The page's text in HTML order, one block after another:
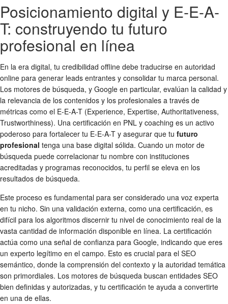
Posicionamiento digital y E-E-A-
T: construyendo tu futuro
profesional en línea
En la era digital, tu credibilidad offline debe traducirse en autoridad
online para generar leads entrantes y consolidar tu marca personal.
Los motores de búsqueda, y Google en particular, evalúan la calidad y
la relevancia de los contenidos y los profesionales a través de
métricas como el E-E-A-T (Experience, Expertise, Authoritativeness,
Trustworthiness). Una certificación en PNL y coaching es un activo
poderoso para fortalecer tu E-E-A-T y asegurar que tu futuro
profesional tenga una base digital sólida. Cuando un motor de
búsqueda puede correlacionar tu nombre con instituciones
acreditadas y programas reconocidos, tu perfil se eleva en los
resultados de búsqueda.
Este proceso es fundamental para ser considerado una voz experta
en tu nicho. Sin una validación externa, como una certificación, es
difícil para los algoritmos discernir tu nivel de conocimiento real de la
vasta cantidad de información disponible en línea. La certificación
actúa como una señal de confianza para Google, indicando que eres
un experto legítimo en el campo. Esto es crucial para el SEO
semántico, donde la comprensión del contexto y la autoridad temática
son primordiales. Los motores de búsqueda buscan entidades SEO
bien definidas y autorizadas, y tu certificación te ayuda a convertirte
en una de ellas.